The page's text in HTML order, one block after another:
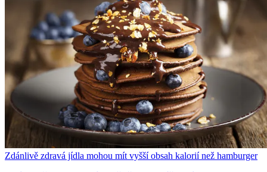
Zdánlivě zdravá jídla mohou mít vyšší obsah kalorií než hamburger